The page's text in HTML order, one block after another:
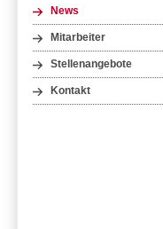
News
Mitarbeiter
Stellenangebote
Kontakt